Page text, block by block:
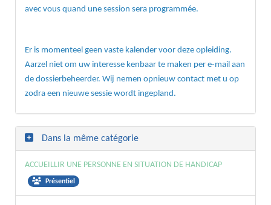
avec vous quand une session sera programmée.
Er is momenteel geen vaste kalender voor deze opleiding.
Aarzel niet om uw interesse kenbaar te maken per e-mail aan
de dossierbeheerder. Wij nemen opnieuw contact met u op
zodra een nieuwe sessie wordt ingepland.
Dans la même catégorie
ACCUEILLIR UNE PERSONNE EN SITUATION DE HANDICAP
Présentiel